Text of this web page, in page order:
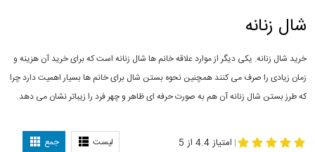
شال زنانه
خرید شال زنانه. یکی دیگر از موارد علاقه خانم ها شال زنانه است که برای خرید آن هزینه و
زمان زیادی را صرف می کنند همچنین نحوه بستن شال برای خانم ها بسیار اهمیت دارد چرا
که طرز بستن شال زنانه آن هم به صورت حرفه ای ظاهر و چهر فرد را زیباتر نشان می دهد.
لیست جمع | امتیاز 4.4 از 5